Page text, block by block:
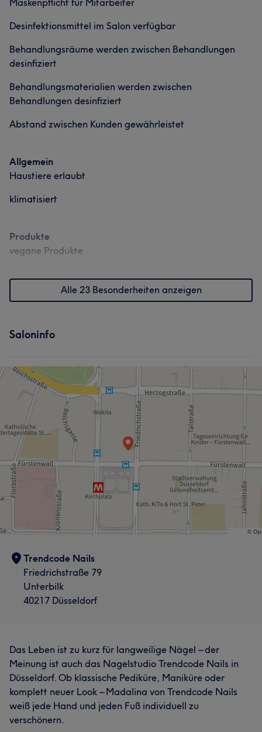
Portfolio
Was unsere Kunden über Madalina sagen
Gründlich Erfahren Professionell
Talentiert
Maskenpflicht für Mitarbeiter
Desinfektionsmittel im Salon verfügbar
Behandlungsräume werden zwischen Behandlungen
desinfiziert
Behandlungsmaterialien werden zwischen
Behandlungen desinfiziert
Abstand zwischen Kunden gewährleistet
Allgemein
Haustiere erlaubt
klimatisiert
Produkte
vegane Produkte
Alle 23 Besonderheiten anzeigen
Saloninfo
Trendcode Nails
Friedrichstraße 79
Unterbilk
40217 Düsseldorf
Das Leben ist zu kurz für langweilige Nägel – der
Meinung ist auch das Nagelstudio Trendcode Nails in
Düsseldorf. Ob klassische Pediküre, Maniküre oder
komplett neuer Look – Madalina von Trendcode Nails
weiß jede Hand und jeden Fuß individuell zu
verschönern.